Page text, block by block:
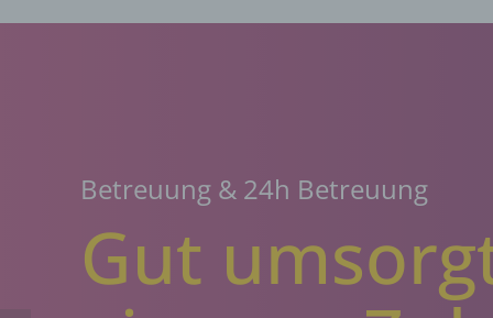
Gut
Betreuung & 24h Betreuung